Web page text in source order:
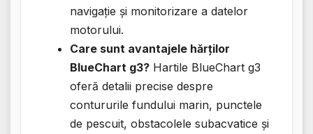
navigație și monitorizare a datelor
motorului.
Care sunt avantajele hărților
BlueChart g3? Hartile BlueChart g3
oferă detalii precise despre
contururile fundului marin, punctele
de pescuit, obstacolele subacvatice și